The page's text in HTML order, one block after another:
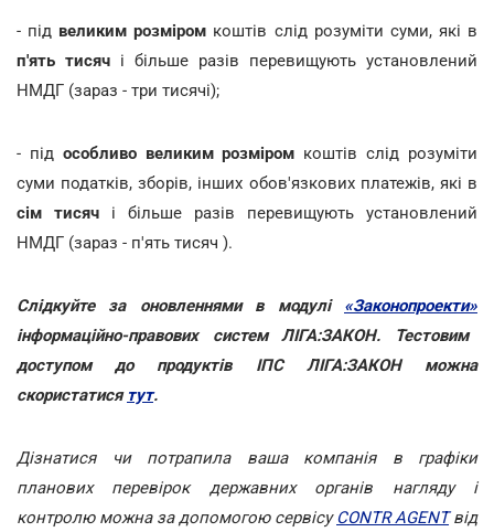
- під великим розміром коштів слід розуміти суми, які в
п'ять тисяч і більше разів перевищують установлений
НМДГ (зараз - три тисячі);
- під особливо великим розміром коштів слід розуміти
суми податків, зборів, інших обов'язкових платежів, які в
сім тисяч і більше разів перевищують установлений
НМДГ (зараз - п'ять тисяч ).
Слідкуйте за оновленнями в модулі «Законопроекти»
інформаційно-правових систем ЛІГА:ЗАКОН. Тестовим
доступом до продуктів ІПС ЛІГА:ЗАКОН можна
скористатися тут.
Дізнатися чи потрапила ваша компанія в графіки
планових перевірок державних органів нагляду і
контролю можна за допомогою сервісуCONTR AGENTвід